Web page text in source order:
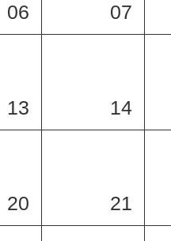
06 07
13 14
20 21